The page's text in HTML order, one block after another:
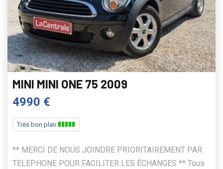
MINI MINI ONE 75 2009
4990 €
Très bon plan
** MERCI DE NOUS JOINDRE PRIORITAIREMENT PAR
TELEPHONE POUR FACILITER LES ÉCHANGES ** Tous